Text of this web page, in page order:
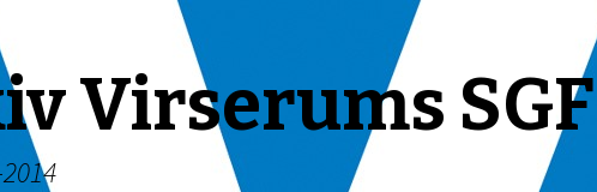
Virserums SGF